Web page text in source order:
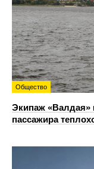
Общество
Экипаж «Валдая»
пассажира